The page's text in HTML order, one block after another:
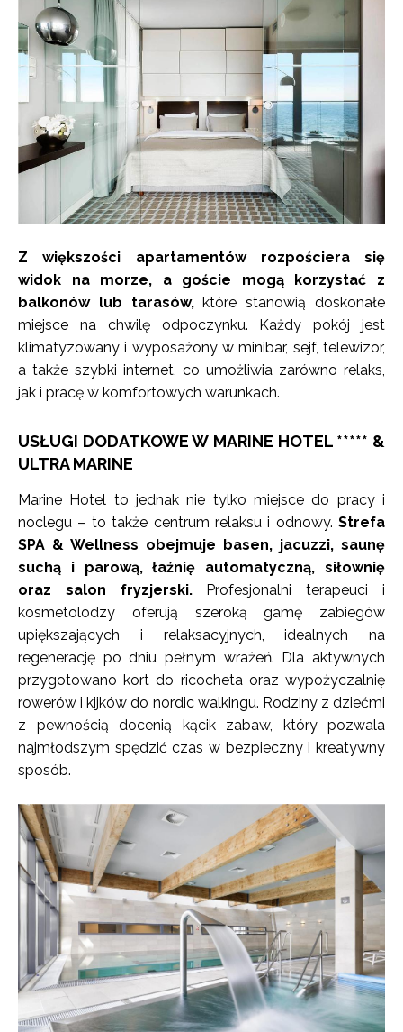
Z większości apartamentów rozpościera się
widok na morze, a goście mogą korzystać z
balkonów lub tarasów, które stanowią doskonałe
miejsce na chwilę odpoczynku. Każdy pokój jest
klimatyzowany i wyposażony w minibar, sejf, telewizor,
a także szybki internet, co umożliwia zarówno relaks,
jak i pracę w komfortowych warunkach.
USŁUGI DODATKOWE W MARINE HOTEL ***** &
ULTRA MARINE
Marine Hotel to jednak nie tylko miejsce do pracy i
noclegu – to także centrum relaksu i odnowy. Strefa
SPA & Wellness obejmuje basen, jacuzzi, saunę
suchą i parową, łaźnię automatyczną, siłownię
oraz salon fryzjerski. Profesjonalni terapeuci i
kosmetolodzy oferują szeroką gamę zabiegów
upiększających i relaksacyjnych, idealnych na
regenerację po dniu pełnym wrażeń. Dla aktywnych
przygotowano kort do ricocheta oraz wypożyczalnię
rowerów i kijków do nordic walkingu. Rodziny z dziećmi
z pewnością docenią kącik zabaw, który pozwala
najmłodszym spędzić czas w bezpieczny i kreatywny
sposób.